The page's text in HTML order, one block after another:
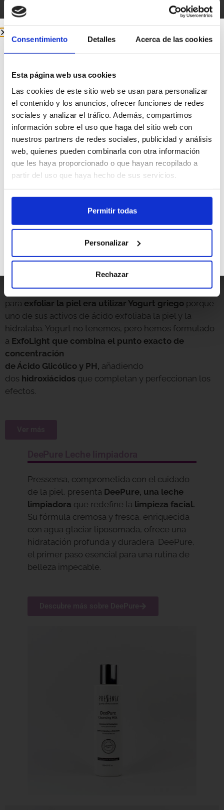
Consentimiento Detalles Acerca de las cookies
Esta página web usa cookies
Las cookies de este sitio web se usan para personalizar
el contenido y los anuncios, ofrecer funciones de redes
sociales y analizar el tráfico. Además, compartimos
información sobre el uso que haga del sitio web con
nuestros partners de redes sociales, publicidad y análisis
web, quienes pueden combinarla con otra información
que les haya proporcionado o que hayan recopilado a
partir del uso que haya hecho de sus servicios.
Permitir todas
Personalizar
Rechazar
Ver más
Uno de los secretos de belleza de Audrey Hepburn
para exfoliar la piel era utilizar Yogurt griego porque
uno de sus activos de ácido exfoliaba la piel y la
hidrataba. Yogurt no tenemos, pero hemos formulado
a ExfoLight que combina el punto exacto de
concentración
de Ácido Glicólico y PH, añadiendo
dos hidroxiácidos que completan y perfeccionan los
efectos.
Pressensa, comprometida con el cuidado
de la piel, presenta DeePure, una leche
limpiadora que redefine la limpieza facial.
Su fórmula cremosa y fresca, enriquecida
con agua glaciar liposomada, ofrece una
hidratación profunda y duradera DeePure,
el primer paso esencial para una rutina de
belleza impecable.